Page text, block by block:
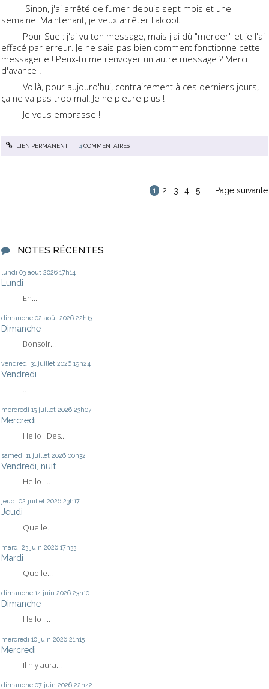
NOTES RÉCENTES
lundi 03 août 2026 17h14
Lundi
En...
dimanche 02 août 2026 22h13
Dimanche
Bonsoir...
vendredi 31 juillet 2026 19h24
Vendredi
...
mercredi 15 juillet 2026 23h07
Mercredi
Hello ! Des...
samedi 11 juillet 2026 00h32
Vendredi, nuit
Hello !...
jeudi 02 juillet 2026 23h17
Jeudi
Quelle...
mardi 23 juin 2026 17h33
Mardi
Quelle...
dimanche 14 juin 2026 23h10
Dimanche
Hello !...
mercredi 10 juin 2026 21h15
Mercredi
Il n'y aura...
dimanche 07 juin 2026 22h42
Sinon, j'ai arrêté de fumer depuis sept mois et une
semaine. Maintenant, je veux arrêter l'alcool.
Pour Sue : j'ai vu ton message, mais j'ai dû "merder" et je l'ai
effacé par erreur. Je ne sais pas bien comment fonctionne cette
messagerie ! Peux-tu me renvoyer un autre message ? Merci
d'avance !
Voilà, pour aujourd'hui, contrairement à ces derniers jours,
ça ne va pas trop mal. Je ne pleure plus !
Je vous embrasse !
LIEN PERMANENT 4 COMMENTAIRES
1 2 3 4 5 Page suivante